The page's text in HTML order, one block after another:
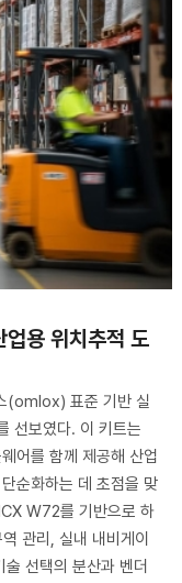
용 위치추적 도
(omlox) 표준 기반 실
선보였다. 이 키트는
어를 함께 제공해 산업
순화하는 데 초점을 맞
W72를 기반으로 하
관리, 실내 내비게이
선택의 분산과 벤더